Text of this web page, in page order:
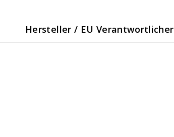
Hersteller / EU Verantwortlicher